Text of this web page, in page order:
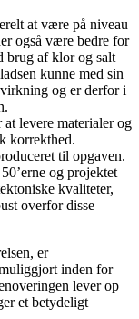
at være på niveau
også være bedre for
brug af klor og salt
kunne med sin
og er derfor i
at levere materialer og
korrekthed.
til opgaven.
og projektet
kvaliteter,
overfor disse
er
inden for
lever op
et betydeligt